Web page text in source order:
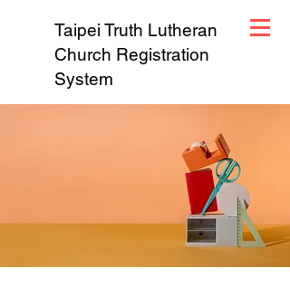
Taipei Truth Lutheran
Church Registration
System